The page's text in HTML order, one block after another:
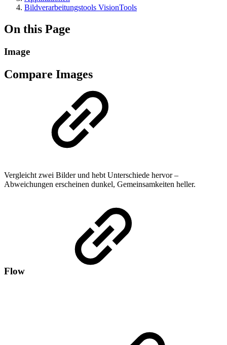
Bildverarbeitungstools VisionTools
On this Page
Image
Compare Images
Vergleicht zwei Bilder und hebt Unterschiede hervor –
Abweichungen erscheinen dunkel, Gemeinsamkeiten heller.
Flow